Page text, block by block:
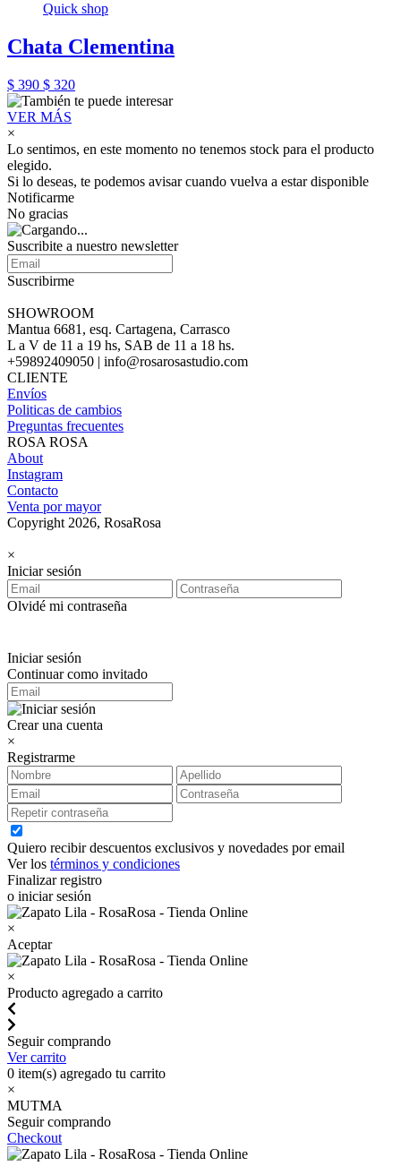
Quick shop
Chata Clementina
$ 390 $ 320
VER MÁS
×
Lo sentimos, en este momento no tenemos stock para el producto
elegido.
Si lo deseas, te podemos avisar cuando vuelva a estar disponible
Notificarme
No gracias
Suscribite a nuestro newsletter
Suscribirme
SHOWROOM
Mantua 6681, esq. Cartagena, Carrasco
L a V de 11 a 19 hs, SAB de 11 a 18 hs.
+59892409050 | info@rosarosastudio.com
CLIENTE
Envíos
Politicas de cambios
Preguntas frecuentes
ROSA ROSA
About
Instagram
Contacto
Venta por mayor
Copyright 2026, RosaRosa
×
Iniciar sesión
Olvidé mi contraseña
Iniciar sesión
Continuar como invitado
Crear una cuenta
×
Registrarme
Quiero recibir descuentos exclusivos y novedades por email
Ver los términos y condiciones
Finalizar registro
o iniciar sesión
×
Aceptar
×
Producto agregado a carrito
Seguir comprando
Ver carrito
0 item(s) agregado tu carrito
×
MUTMA
Seguir comprando
Checkout